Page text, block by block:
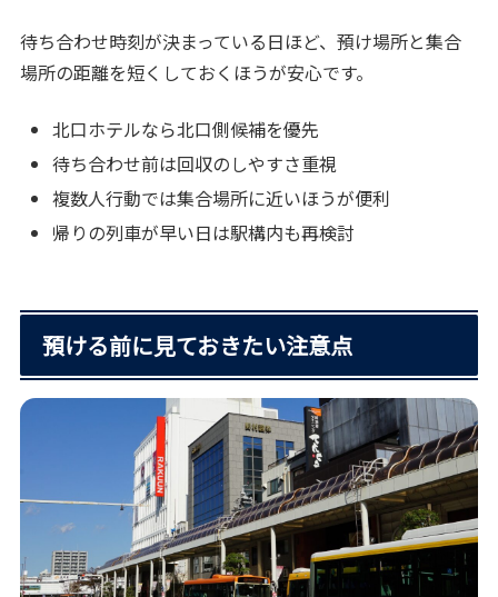
待ち合わせ時刻が決まっている日ほど、預け場所と集合
場所の距離を短くしておくほうが安心です。
北口ホテルなら北口側候補を優先
待ち合わせ前は回収のしやすさ重視
複数人行動では集合場所に近いほうが便利
帰りの列車が早い日は駅構内も再検討
預ける前に見ておきたい注意点